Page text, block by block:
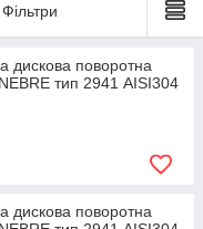
Фільтри
дискова поворотна
тип 2941 AISI304
дискова поворотна